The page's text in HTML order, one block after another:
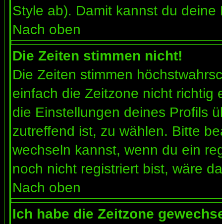
Style ab). Damit kannst du
Nach oben
Die Zeiten stimmen nicht!
Die Zeiten stimmen
einfach die Zeitzone nicht richtig
die Einstellungen deines Profils
zutreffend ist, zu wählen. Bitte
wechseln kannst, wenn du ein
noch nicht registriert bist, wäre
Nach oben
Ich habe die Zeitzone